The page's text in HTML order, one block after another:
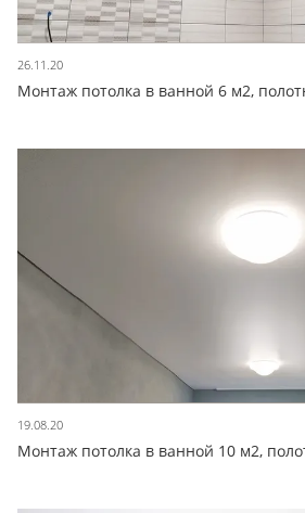
26.11.20
Монтаж потолка в ванной 6 м2,
19.08.20
Монтаж потолка в ванной 10 м2,